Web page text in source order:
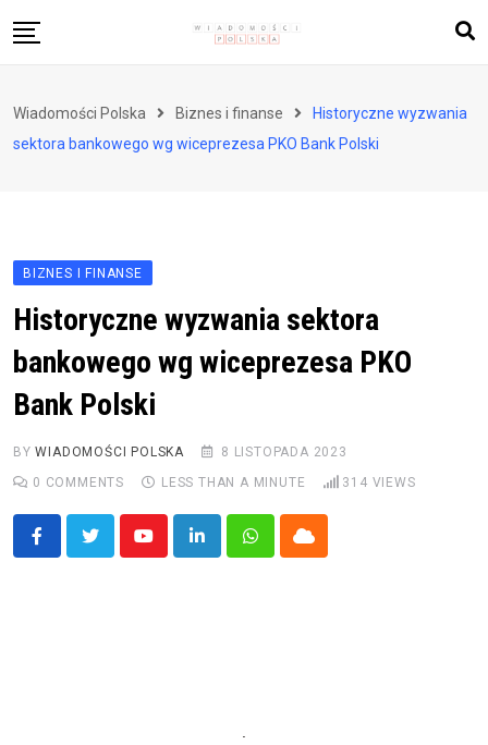
to
Zdrowie i styl życia
Wiadomości Polska Biznes i finanse
Historyczne wyzwania
sektora bankowego wg wiceprezesa PKO Bank Polski
BIZNES I FINANSE
Historyczne wyzwania sektora
bankowego wg wiceprezesa PKO
Bank Polski
BYWIADOMOŚCI POLSKA
8 LISTOPADA 2023
0 COMMENTS LESS THAN A MINUTE 314 VIEWS
YoutubeLinkedInWhatsappCloud